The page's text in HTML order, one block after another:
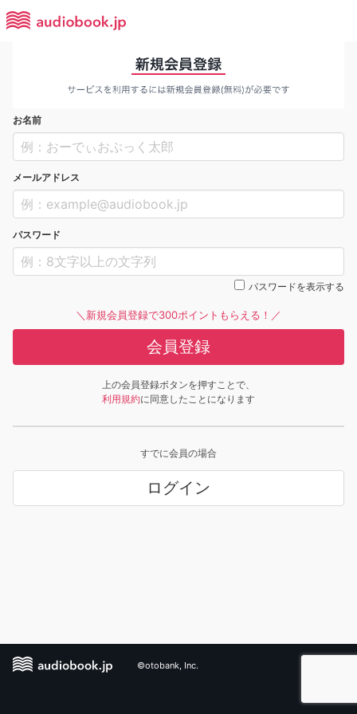
お名前
メールアドレス
パスワード
パスワードを表示する
＼新規会員登録で300ポイントもらえる！／
会員登録
上の会員登録ボタンを押すことで、
利用規約に同意したことになります
すでに会員の場合
ログイン
©otobank, Inc.